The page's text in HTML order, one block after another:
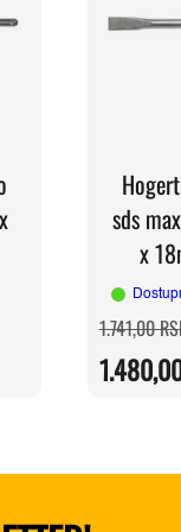
sds
x
1.741,00